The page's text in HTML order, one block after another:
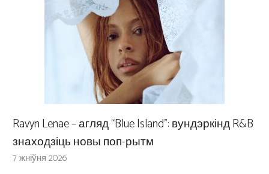
Ravyn Lenae – агляд “Blue Island”: вундэркінд R&B
знаходзіць новы поп-рытм
7 жніўня 2026